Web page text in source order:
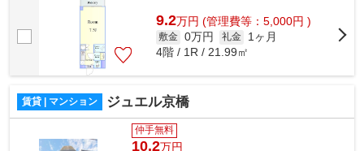
9.2万円 (管理費等：5,000円 )
敷金 0万円 礼金
1ヶ月
4階 / 1R / 21.99㎡
賃貸 | マンション ジュエル京橋
仲手無料
10.2万円